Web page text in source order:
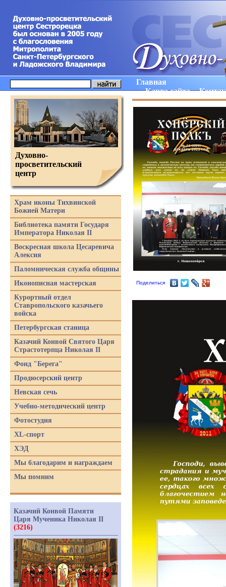
Главная
Карта сайта
Поделиться
Духовно-
просветительский
центр
Храм иконы Тихвинской
Божией Матери
Библиотека памяти Государя
Императора Николая II
Воскресная школа Цесаревича
Алексия
Паломническая служба общины
Иконописная мастерская
Курортный отдел
Ставропольского казачьего
войска
Петербургская станица
Казачий Конвой Святого Царя
Страстотерпца Николая II
Фонд "Берега"
Продюсерский центр
Невская сечь
Учебно-методический центр
Фотостудия
XL-спорт
ХЭД
Мы благодарим и награждаем
Мы помним
Казачий Конвой Памяти
Царя Мученика Николая II
(3216)